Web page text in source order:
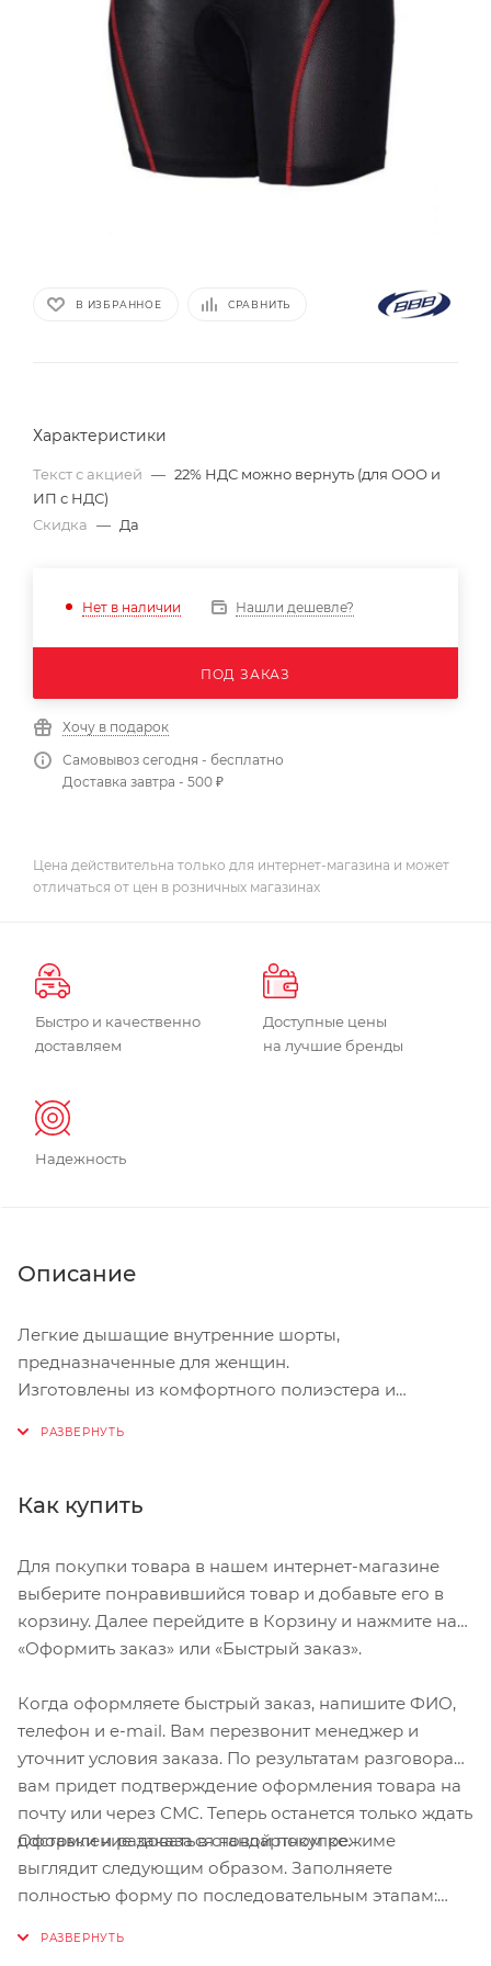
В ИЗБРАННОЕ СРАВНИТЬ
Характеристики
Текст с акцией — 22% НДС можно вернуть (для ООО и
ИП с НДС)
Скидка — Да
Нет в наличии Нашли дешевле?
ПОД ЗАКАЗ
Хочу в подарок
Самовывоз сегодня - бесплатно
Доставка завтра - 500 ₽
Цена действительна только для интернет-магазина и может
отличаться от цен в розничных магазинах
Быстро и качественно
доставляем
Доступные цены
на лучшие бренды
Надежность
Описание
Легкие дышащие внутренние шорты,
предназначенные для женщин.
Изготовлены из комфортного полиэстера и
BBB эластичный пояс, чтобы держать шорты в
Как купить
Для покупки товара в нашем интернет-магазине
выберите понравившийся товар и добавьте его в
корзину. Далее перейдите в Корзину и нажмите на
«Оформить заказ» или «Быстрый заказ».
Когда оформляете быстрый заказ, напишите ФИО,
телефон и e-mail. Вам перезвонит менеджер и
уточнит условия заказа. По результатам разговора
вам придет подтверждение оформления товара на
почту или через СМС. Теперь останется только ждать
доставки и радоваться новой покупке.
Оформление заказа в стандартном режиме
выглядит следующим образом. Заполняете
полностью форму по последовательным этапам: